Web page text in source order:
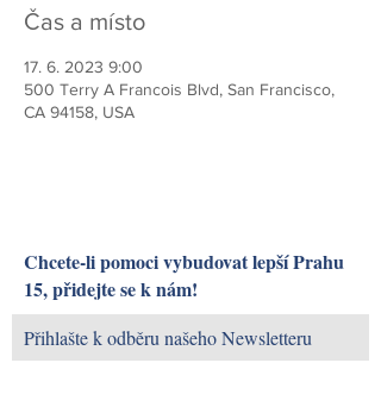
Čas a místo
17. 6. 2023 9:00
500 Terry A Francois Blvd, San Francisco,
CA 94158, USA
Chcete-li pomoci vybudovat lepší Prahu
15, přidejte se k nám!
Přihlašte k odběru našeho Newsletteru